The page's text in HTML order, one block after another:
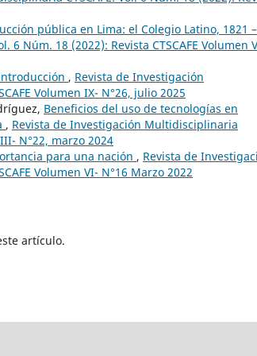
pública en Lima: el Colegio Latino, 1821 –
Núm. 18 (2022): Revista CTSCAFE Volumen
, Revista de Investigación
Volumen IX- N°26, julio 2025
Beneficios del uso de tecnologías en
, Revista de Investigación Multidisciplinaria
N°22, marzo 2024
para una nación , Revista de
Volumen VI- N°16 Marzo 2022
artículo.